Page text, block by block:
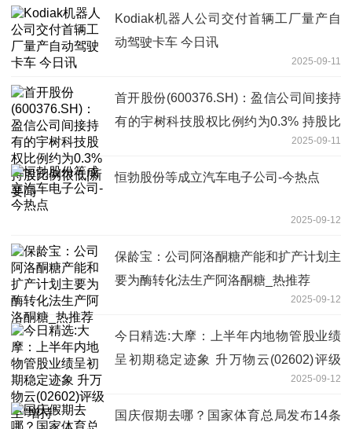
Kodiak机器人公司交付首辆工厂量产自
动驾驶卡车 今日讯
2025-09-11
首开股份(600376.SH)：盈信公司间接持
有的宇树科技股权比例约为0.3% 持股比
2025-09-11
恒勃股份等成立汽车电子公司-今热点
2025-09-12
保龄宝：公司阿洛酮糖产能和扩产计划主
要为酶转化法生产阿洛酮糖_热推荐
2025-09-12
今日精选:大摩：上半年内地物管股业绩
呈初期稳定迹象 升万物云(02602)评级
2025-09-12
国庆假期去哪？国家体育总局发布14条